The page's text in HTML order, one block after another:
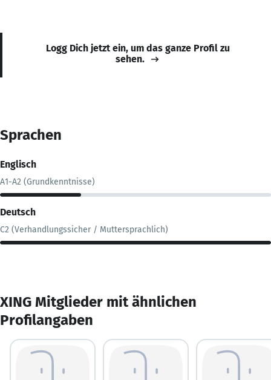
Logg Dich jetzt ein, um das ganze Profil zu
sehen.
Sprachen
Englisch
A1-A2 (Grundkenntnisse)
Deutsch
C2 (Verhandlungssicher / Muttersprachlich)
XING Mitglieder mit ähnlichen
Profilangaben